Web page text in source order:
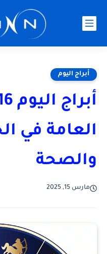
أبراج اليوم
العامة في
والصحة
مارس 15, 2025